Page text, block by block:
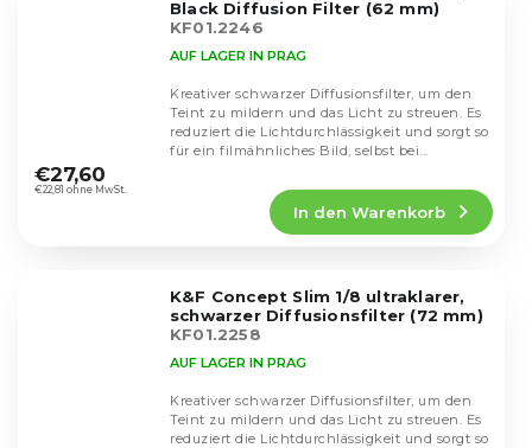
Black Diffusion Filter (62 mm)
KF01.2246
durchschnittliche
Produktbewertung
AUF LAGER IN PRAG
€22,81 ohne MwSt.
€27,60
In den Warenkorb
Kreativer schwarzer Diffusionsfilter, um den
Teint zu mildern und das Licht zu streuen. Es
reduziert die Lichtdurchlässigkeit und sorgt so
für ein filmähnliches Bild, selbst bei...
K&F Concept Slim 1/8 ultraklarer,
schwarzer Diffusionsfilter (72 mm)
KF01.2258
AUF LAGER IN PRAG
Kreativer schwarzer Diffusionsfilter, um den
Teint zu mildern und das Licht zu streuen. Es
reduziert die Lichtdurchlässigkeit und sorgt so